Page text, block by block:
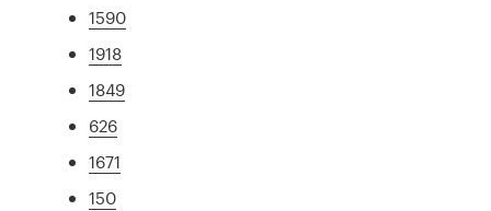
1590
1918
1849
626
1671
150